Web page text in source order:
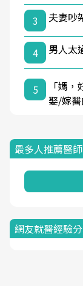
3
夫妻吵
4 男人太
5
「媽
娶/嫁
最多人推薦醫師
網友就醫經驗